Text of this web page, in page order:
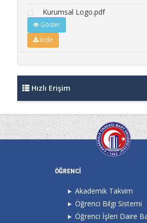
Kurumsal Logo.pdf
Göster
İndir
Hızlı Erişim
ÖĞRENCİ
Akademik Takvim
Öğrenci Bilgi Sistemi
Öğrenci İşleri Daire